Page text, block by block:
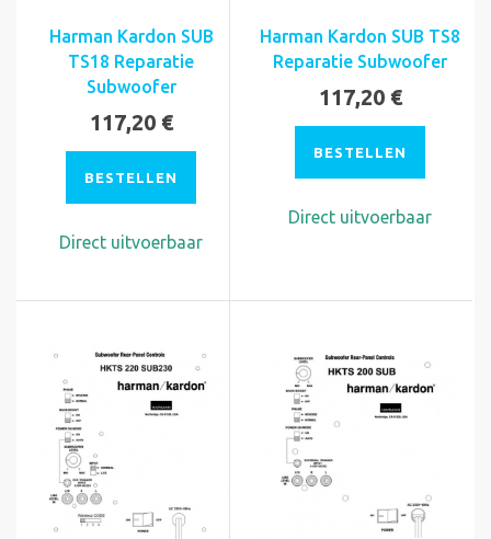
Harman Kardon SUB
TS18 Reparatie
Subwoofer
117,20 €
BESTELLEN
Direct uitvoerbaar
Harman Kardon SUB TS8
Reparatie Subwoofer
117,20 €
BESTELLEN
Direct uitvoerbaar